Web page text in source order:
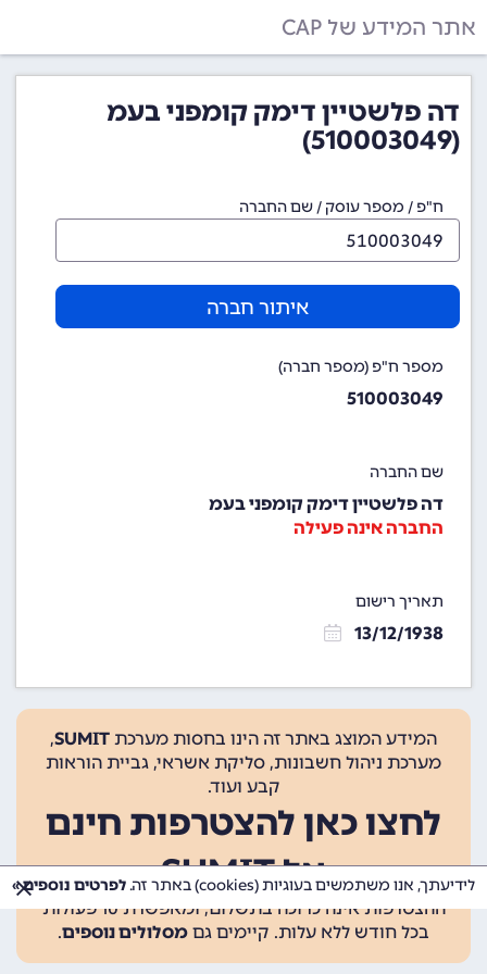
אתר המידע של CAP
דה פלשטיין דימק קומפני בעמ
(510003049)
ח"פ / מספר עוסק / שם החברה
איתור חברה
מספר ח"פ (מספר חברה)
510003049
שם החברה
דה פלשטיין דימק קומפני בעמ
החברה אינה פעילה
תאריך רישום
13/12/1938
המידע המוצג באתר זה הינו בחסות מערכת SUMIT
,
מערכת ניהול חשבונות, סליקת אשראי, גביית הוראות
קבע ועוד.
לחצו כאן להצטרפות חינם
אל SUMIT
ההצטרפות אינה כרוכה בתשלום, ומאפשרת 10 פעולות
בכל חודש ללא עלות. קיימים גם מסלולים נוספים.
לידיעתך, אנו משתמשים בעוגיות (cookies) באתר זה. לפרטים נוספים »